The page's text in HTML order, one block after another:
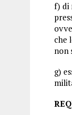
f) di
che
non
g)